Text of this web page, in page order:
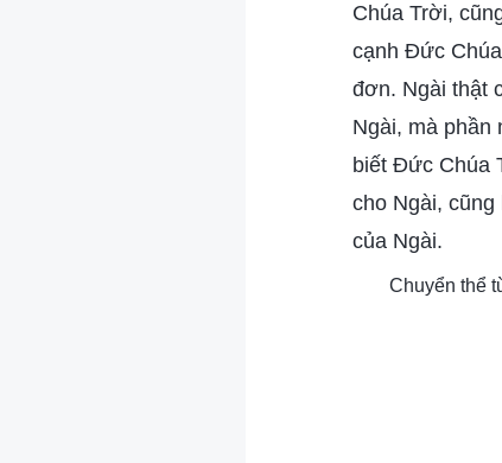
Chúa Trời,
cạnh Đức
đơn. Ngài thật
Ngài, mà
biết Đức Chúa
cho Ngài,
của Ngài.
Chuyển thể